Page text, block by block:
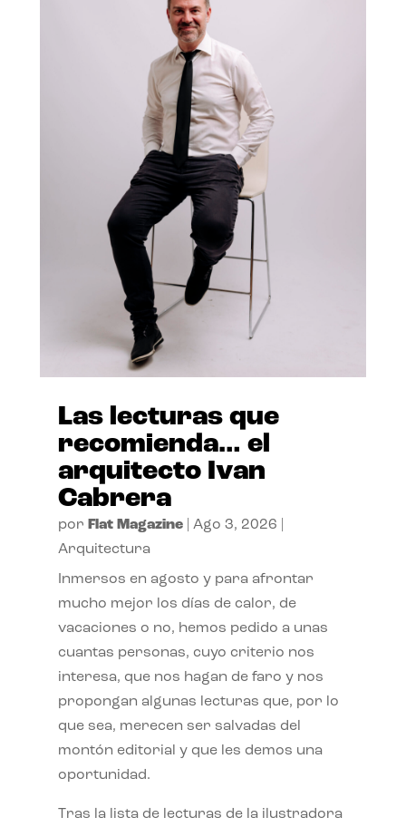
Las lecturas que
recomienda… el
arquitecto Ivan
Cabrera
por Flat Magazine| Ago 3, 2026
Arquitectura
Inmersos en agosto y para afrontar
mucho mejor los días de calor, de
vacaciones o no, hemos pedido a unas
cuantas personas, cuyo criterio nos
interesa, que nos hagan de faro y nos
propongan algunas lecturas que, por lo
que sea, merecen ser salvadas del
montón editorial y que les demos una
oportunidad.
Tras la lista de lecturas de la ilustradora